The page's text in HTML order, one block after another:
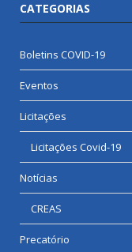
CATEGORIAS
Boletins COVID-19
Eventos
Licitações
Licitações Covid-19
Notícias
CREAS
Precatório